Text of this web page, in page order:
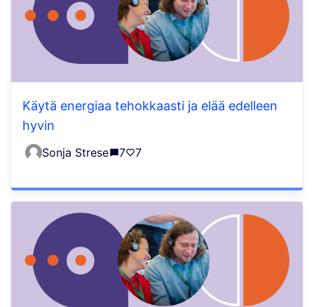
Käytä energiaa tehokkaasti ja elää edelleen
hyvin
Sonja Strese 7 7